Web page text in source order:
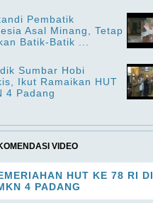
Pembatik
Asal Minang, Tetap
Batik-Batik ...
Sumbar Hobi
Ikut Ramaikan HUT
4 Padang
VIDEO
HUT KE 78 RI DI
4 PADANG